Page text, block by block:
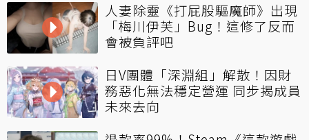
人妻除靈《打屁股驅魔師》出現
「梅川伊芙」Bug！這修了反而
會被負評吧
日V團體「深淵組」解散！因財
務惡化無法穩定營運 同步揭成員
未來去向